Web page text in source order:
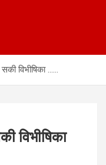
विभीषिका ……
विभीषिका